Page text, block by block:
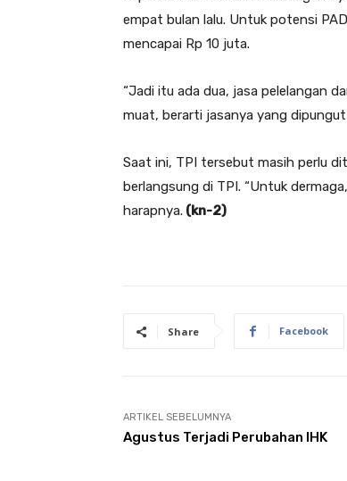
empat bulan lalu. Untuk potensi
mencapai Rp 10 juta.
“Jadi itu ada dua, jasa pelelangan
muat, berarti jasanya yang dipungut
Saat ini, TPI tersebut masih perlu
berlangsung di TPI. “Untuk
harapnya. (kn-2)
Share Facebook
ARTIKEL SEBELUMNYA
Agustus Terjadi Perubahan IHK